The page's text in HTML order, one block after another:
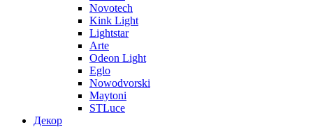
Novotech
Kink Light
Lightstar
Arte
Odeon Light
Eglo
Nowodvorski
Maytoni
STLuce
Декор